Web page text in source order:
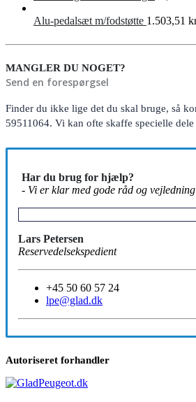
Alu-pedalsæt m/fodstøtte 1.503,51
MANGLER DU NOGET?
Send en forespørgsel
Finder du ikke lige det du skal bruge, så
59511064. Vi kan ofte skaffe specielle
Har du brug for hjælp?
- Vi er klar med gode råd og vejledning
Lars Petersen
Reservedelsekspedient
+45 50 60 57 24
lpe@glad.dk
Autoriseret forhandler